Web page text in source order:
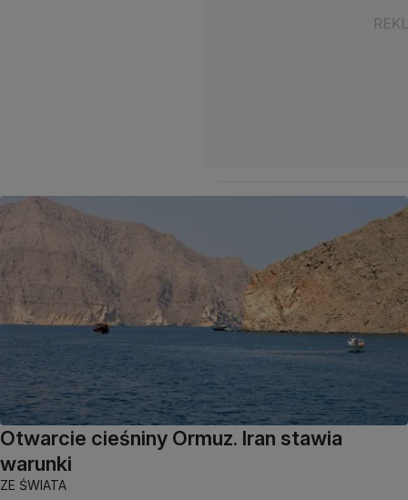
Otwarcie cieśniny Ormuz. Iran stawia
warunki
ZE ŚWIATA